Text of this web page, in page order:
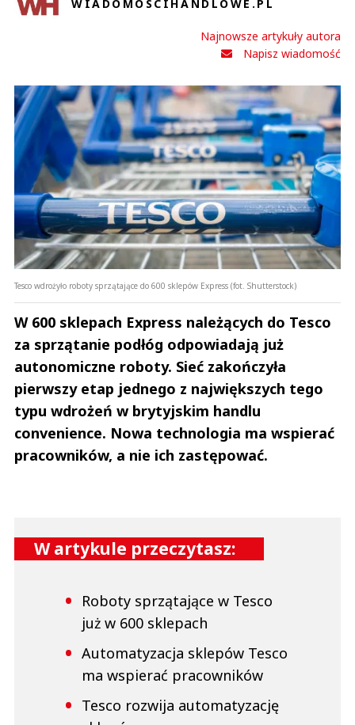
WIADOMOSCIHANDLOWE.PL
Najnowsze artykuły autora
Napisz wiadomość
Tesco wdrożyło roboty sprzątające do 600 sklepów Express (fot. Shutterstock)
W 600 sklepach Express należących do Tesco
za sprzątanie podłóg odpowiadają już
autonomiczne roboty. Sieć zakończyła
pierwszy etap jednego z największych tego
typu wdrożeń w brytyjskim handlu
convenience. Nowa technologia ma wspierać
pracowników, a nie ich zastępować.
W artykule przeczytasz:
Roboty sprzątające w Tesco
już w 600 sklepach
Automatyzacja sklepów Tesco
ma wspierać pracowników
Tesco rozwija automatyzację